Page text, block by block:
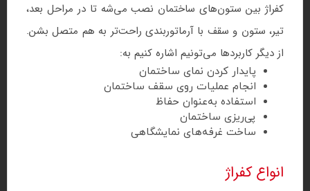
کفراژ بین ستون‌های ساختمان نصب می‌شه تا در مراحل بعد،
تیر، ستون و سقف با آرماتوربندی راحت‌تر به هم متصل بشن.
از دیگر کاربردها می‌تونیم اشاره کنیم به:
پایدار کردن نمای ساختمان
انجام عملیات روی سقف ساختمان
استفاده به‌عنوان حفاظ
پی‌ریزی ساختمان
ساخت غرفه‌های نمایشگاهی
انواع کفراژ